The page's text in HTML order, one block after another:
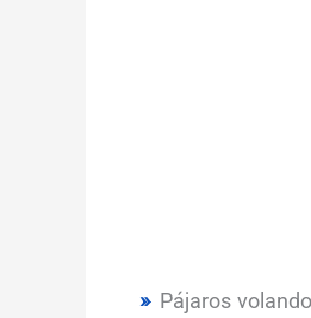
Pájaros